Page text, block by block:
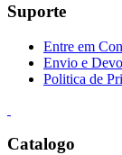
Suporte
Entre em
Envio e
Politica de
Catalogo